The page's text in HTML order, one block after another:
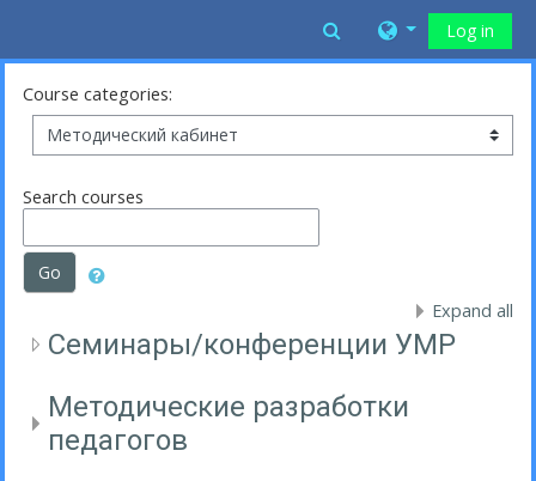
Toggle search
Log in
Course categories:
Search courses
Go
Expand all
Семинары/конференции УМР
Методические разработки
педагогов